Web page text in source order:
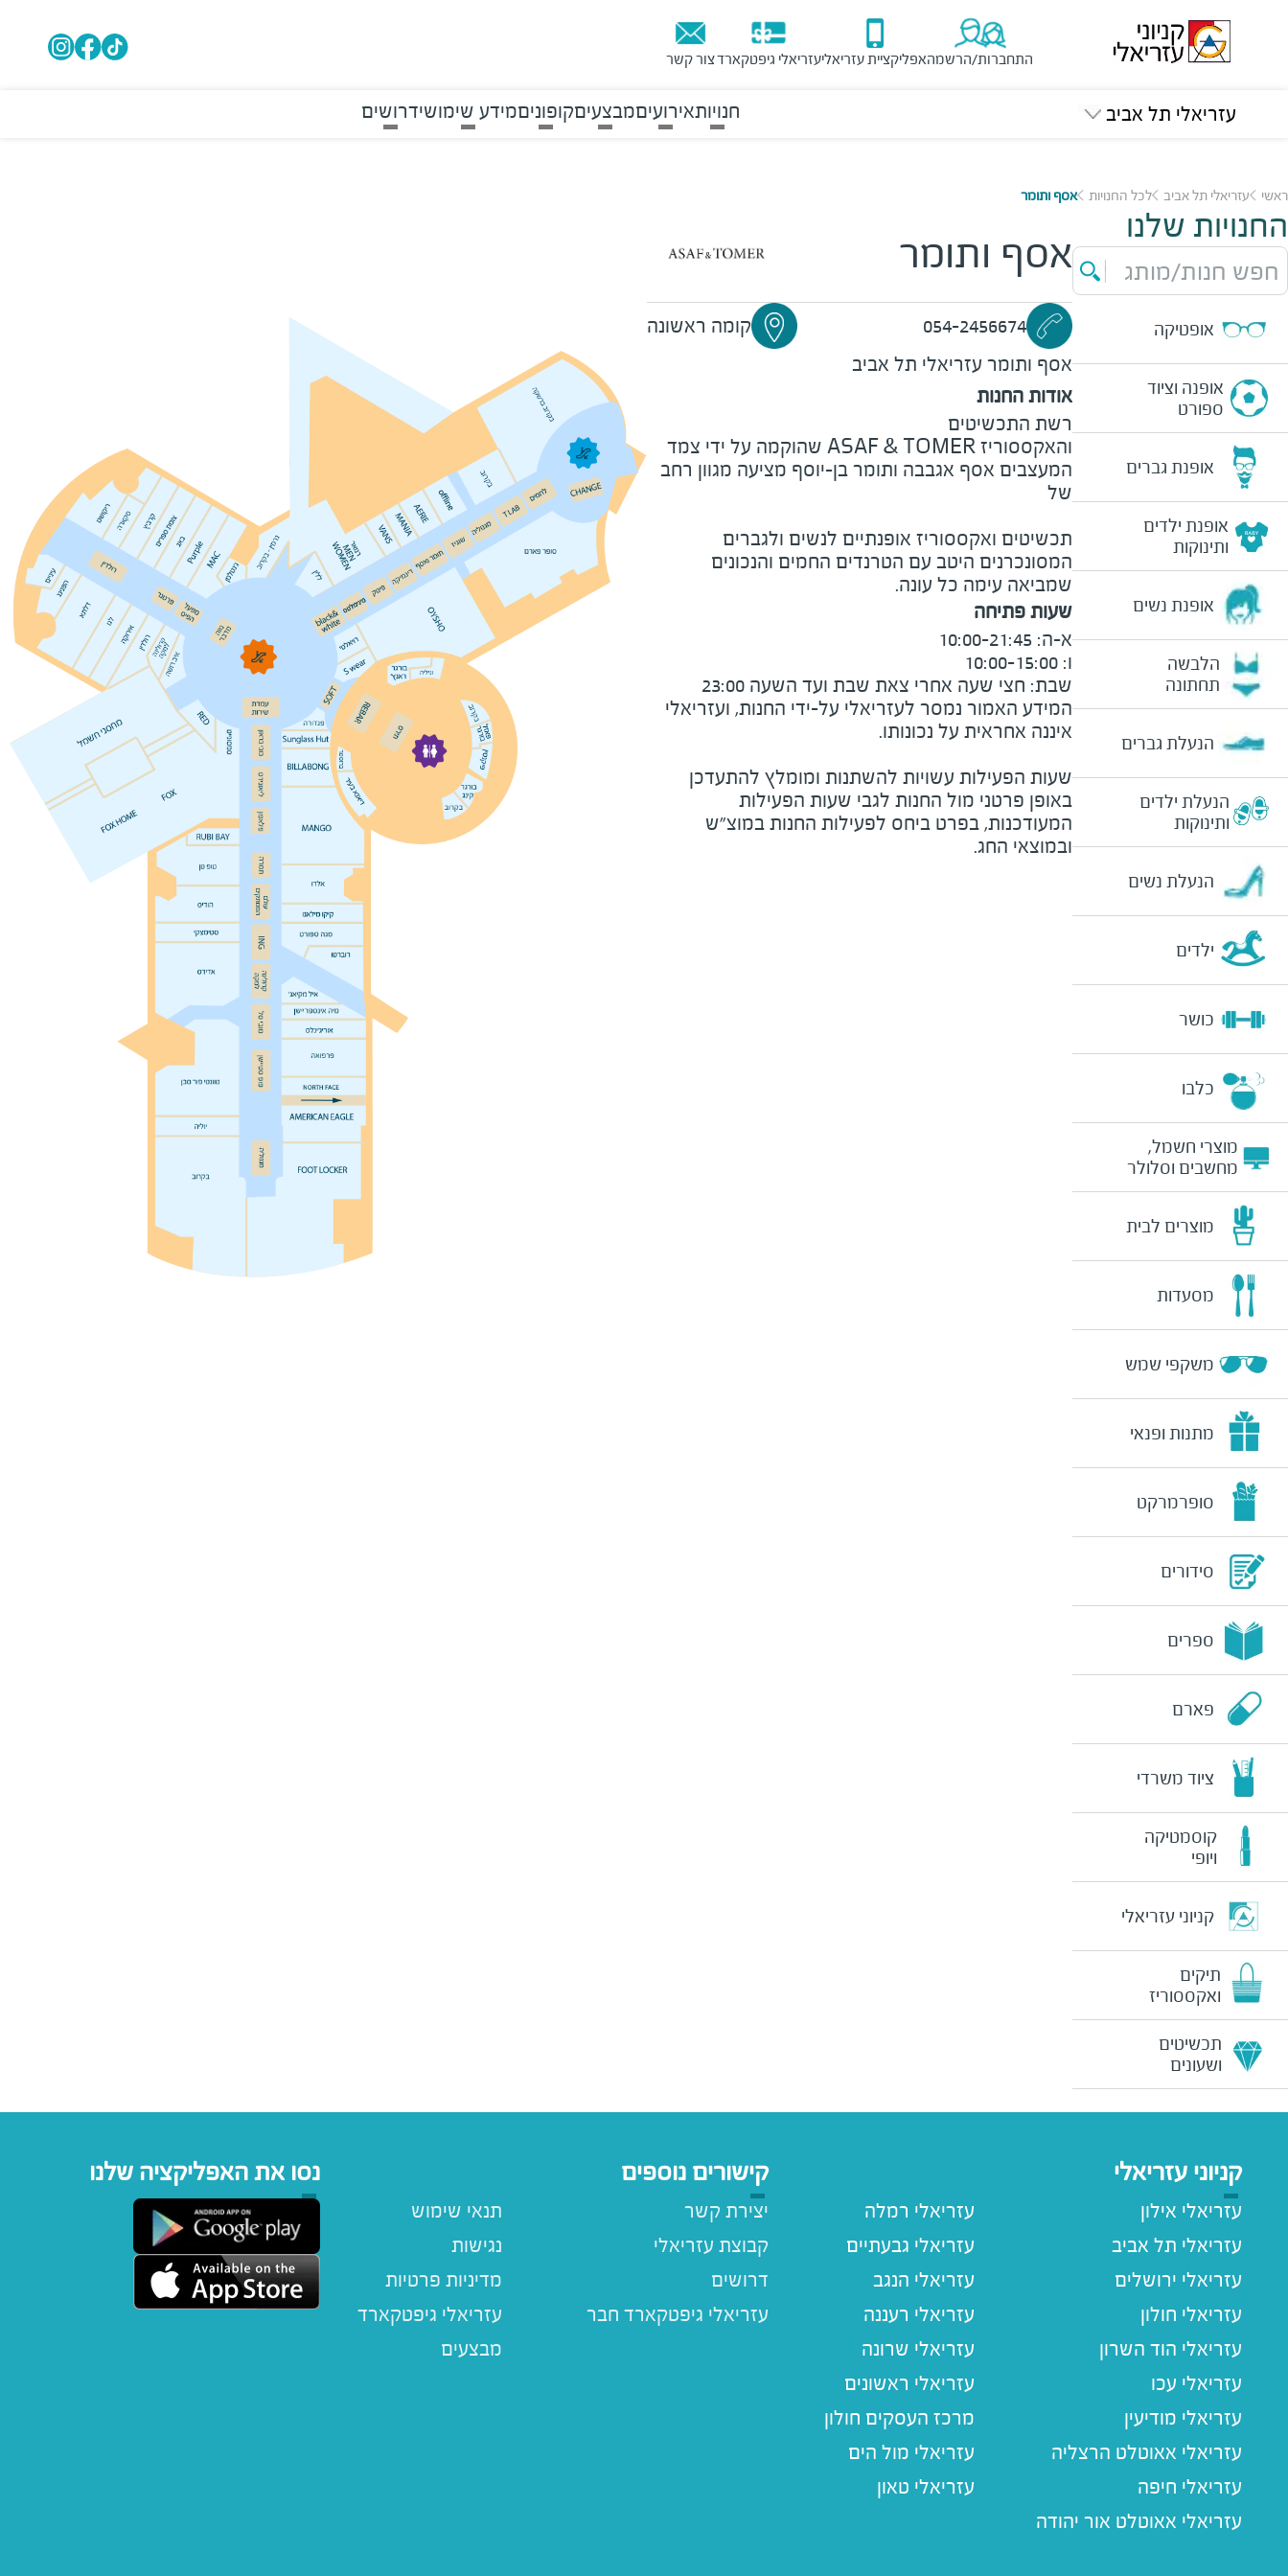
התחברות/הרשמהאפליקציית עזריאליעזריאלי גיפטקארדצור קשר
עזריאלי תל אביב חנויותאירועיםמבצעיםקופוניםמידע שימושידרושים
ראשי עזריאלי תל אביב לכל החנויות אסף ותומר
החנויות שלנו
חפש חנות/מותג
אופטיקה
אופנה וציוד
ספורט
אופנת גברים
אופנת ילדים
ותינוקות
אופנת נשים
הלבשה
תחתונה
הנעלת גברים
הנעלת ילדים
ותינוקות
הנעלת נשים
ילדים
כושר
כלבו
מוצרי חשמל,
מחשבים וסלולר
מוצרים לבית
מסעדות
משקפי שמש
מתנות ופנאי
סופרמרקט
סידורים
ספרים
פארם
ציוד משרדי
קוסמטיקה
ויופי
קניוני עזריאלי
תיקים
ואקססוריז
תכשיטים
ושעונים
אסף ותומר
054-2456674
קומה ראשונה
אסף ותומר עזריאלי תל אביב
אודות החנות
רשת התכשיטים
והאקססוריז ASAF & TOMER שהוקמה על ידי צמד
המעצבים אסף אגבבה ותומר בן-יוסף מציעה מגוון רחב
של
תכשיטים ואקססוריז אופנתיים לנשים ולגברים
המסונכרנים היטב עם הטרנדים החמים והנכונים
שמביאה עימה כל עונה.
שעות פתיחה
שבת: חצי שעה אחרי צאת שבת ועד השעה 23:00
המידע האמור נמסר לעזריאלי על-ידי החנות, ועזריאלי
שעות הפעילות עשויות להשתנות ומומלץ להתעדכן
באופן פרטני מול החנות לגבי שעות הפעילות
המעודכנות, בפרט ביחס לפעילות החנות במוצ"ש
ובמוצאי החג.
קניוני עזריאלי
עזריאלי אילון
עזריאלי תל אביב
עזריאלי ירושלים
עזריאלי חולון
עזריאלי הוד השרון
עזריאלי עכו
עזריאלי מודיעין
עזריאלי אאוטלט הרצליה
עזריאלי חיפה
עזריאלי אאוטלט אור יהודה
עזריאלי רמלה
עזריאלי גבעתיים
עזריאלי הנגב
עזריאלי רעננה
עזריאלי שרונה
עזריאלי ראשונים
מרכז העסקים חולון
עזריאלי מול הים
עזריאלי טאון
קישורים נוספים
תנאי שימוש
נגישות
מדיניות פרטיות
עזריאלי גיפטקארד
מבצעים
יצירת קשר
קבוצת עזריאלי
דרושים
נסו את האפליקציה שלנו